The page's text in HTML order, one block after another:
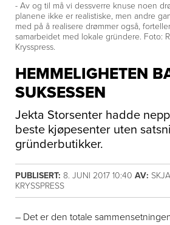
- Av og til må vi dessverre knuse noen
planene ikke er realistiske, men andre
med på å realisere drømmer også,
samarbeidet med lokale gründere. Foto:
Krysspress.
HEMMELIGHETEN
SUKSESSEN
Jekta Storsenter hadde
beste kjøpesenter uten
gründerbutikker.
PUBLISERT: 8. JUNI 2017 10:40 AV:
KRYSSPRESS
– Det er den totale